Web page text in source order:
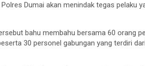
Dumai akan menindak tegas pelaku
bahu membahu bersama 60 orang
30 personel gabungan yang terdiri